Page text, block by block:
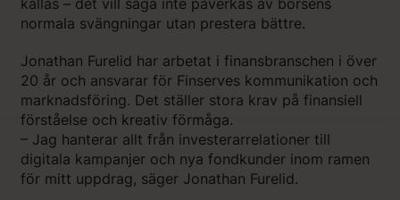
normala svängningar utan prestera bättre.
Jonathan Furelid har arbetat i finansbranschen i över
20 år och ansvarar för Finserves kommunikation och
marknadsföring. Det ställer stora krav på finansiell
förståelse och kreativ förmåga.
– Jag hanterar allt från investerarrelationer till
digitala kampanjer och nya fondkunder inom ramen
för mitt uppdrag, säger Jonathan Furelid.